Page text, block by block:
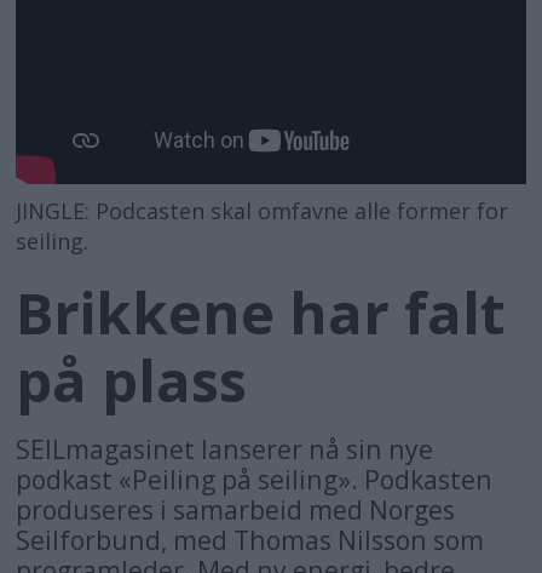
Logg inn
JINGLE: Podcasten skal omfavne alle former for
seiling.
Brikkene har falt
på plass
SEILmagasinet lanserer nå sin nye
podkast «Peiling på seiling». Podkasten
produseres i samarbeid med Norges
Seilforbund, med Thomas Nilsson som